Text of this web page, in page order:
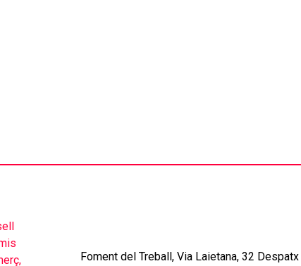
Foment del Treball, Via Laietana, 32 Despatx